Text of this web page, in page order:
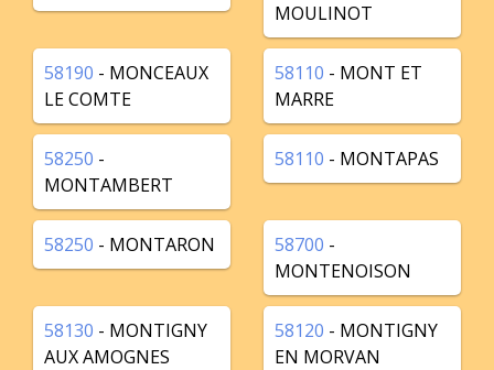
MOULINOT
58190 - MONCEAUX
LE COMTE
58110 - MONT ET
MARRE
58250 -
MONTAMBERT
58110 - MONTAPAS
58250 - MONTARON 58700 -
MONTENOISON
58130 - MONTIGNY
AUX AMOGNES
58120 - MONTIGNY
EN MORVAN